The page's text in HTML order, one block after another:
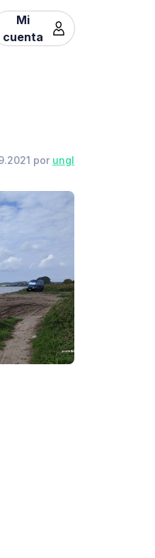
Mi
cuenta
por ungl